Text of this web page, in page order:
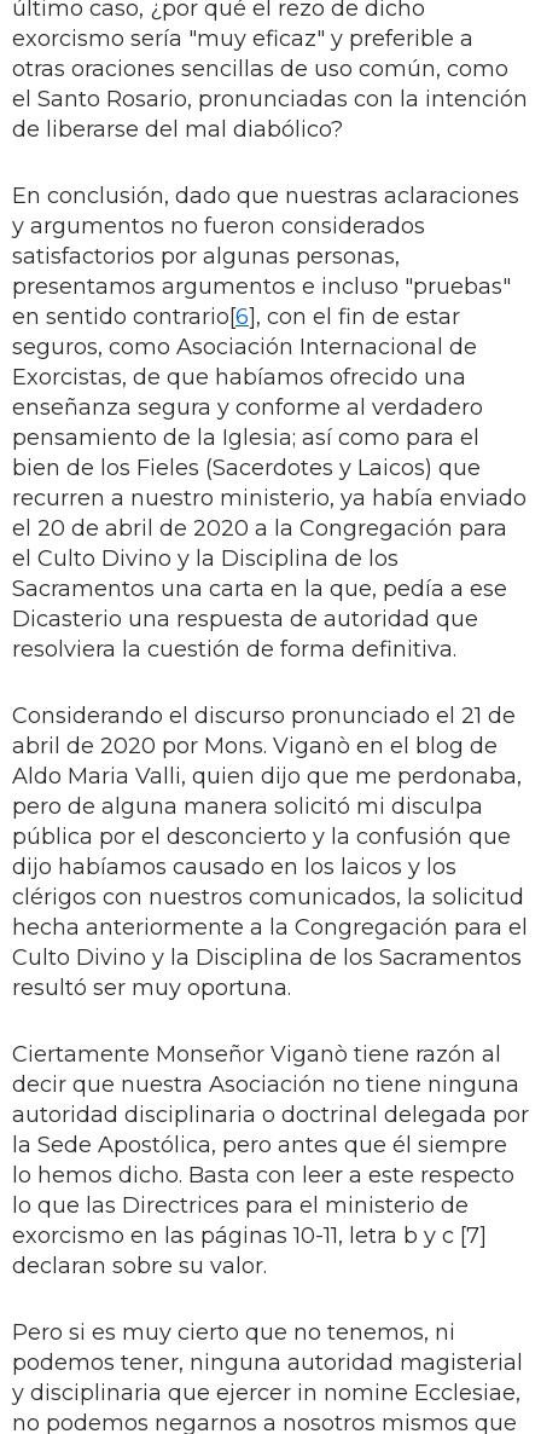
último caso, ¿por qué el rezo de dicho
exorcismo sería "muy eficaz" y preferible a
otras oraciones sencillas de uso común, como
el Santo Rosario, pronunciadas con la intención
de liberarse del mal diabólico?
En conclusión, dado que nuestras aclaraciones
y argumentos no fueron considerados
satisfactorios por algunas personas,
presentamos argumentos e incluso "pruebas"
en sentido contrario[6], con el fin de estar
seguros, como Asociación Internacional de
Exorcistas, de que habíamos ofrecido una
enseñanza segura y conforme al verdadero
pensamiento de la Iglesia; así como para el
bien de los Fieles (Sacerdotes y Laicos) que
recurren a nuestro ministerio, ya había enviado
el 20 de abril de 2020 a la Congregación para
el Culto Divino y la Disciplina de los
Sacramentos una carta en la que, pedía a ese
Dicasterio una respuesta de autoridad que
resolviera la cuestión de forma definitiva.
Considerando el discurso pronunciado el 21 de
abril de 2020 por Mons. Viganò en el blog de
Aldo Maria Valli, quien dijo que me perdonaba,
pero de alguna manera solicitó mi disculpa
pública por el desconcierto y la confusión que
dijo habíamos causado en los laicos y los
clérigos con nuestros comunicados, la solicitud
hecha anteriormente a la Congregación para el
Culto Divino y la Disciplina de los Sacramentos
resultó ser muy oportuna.
Ciertamente Monseñor Viganò tiene razón al
decir que nuestra Asociación no tiene ninguna
autoridad disciplinaria o doctrinal delegada por
la Sede Apostólica, pero antes que él siempre
lo hemos dicho. Basta con leer a este respecto
lo que las Directrices para el ministerio de
exorcismo en las páginas 10-11, letra b y c [7]
declaran sobre su valor.
Pero si es muy cierto que no tenemos, ni
podemos tener, ninguna autoridad magisterial
y disciplinaria que ejercer in nomine Ecclesiae,
no podemos negarnos a nosotros mismos que